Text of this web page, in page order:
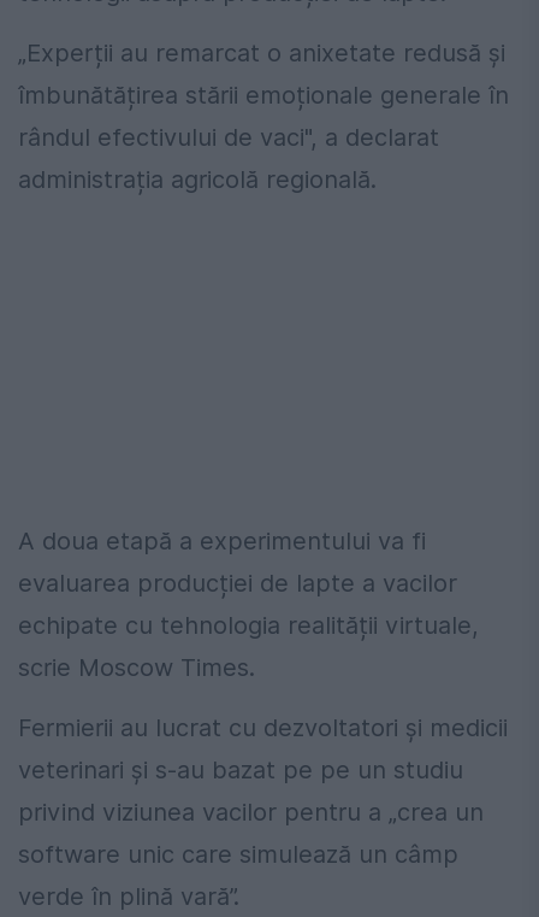
„Experții au remarcat o anixetate redusă și
îmbunătățirea stării emoționale generale în
rândul efectivului de vaci", a declarat
administrația agricolă regională.
A doua etapă a experimentului va fi
evaluarea producției de lapte a vacilor
echipate cu tehnologia realității virtuale,
scrie Moscow Times.
Fermierii au lucrat cu dezvoltatori și medicii
veterinari și s-au bazat pe pe un studiu
privind viziunea vacilor pentru a „crea un
software unic care simulează un câmp
verde în plină vară”.